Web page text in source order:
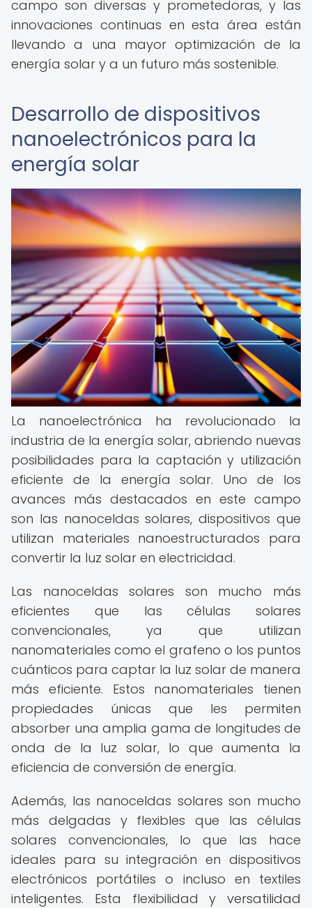
campo son diversas y prometedoras, y las
innovaciones continuas en esta área están
llevando a una mayor optimización de la
energía solar y a un futuro más sostenible.
Desarrollo de dispositivos
nanoelectrónicos para la
energía solar
La nanoelectrónica ha revolucionado la
industria de la energía solar, abriendo nuevas
posibilidades para la captación y utilización
eficiente de la energía solar. Uno de los
avances más destacados en este campo
son las nanoceldas solares, dispositivos que
utilizan materiales nanoestructurados para
convertir la luz solar en electricidad.
Las nanoceldas solares son mucho más
eficientes que las células solares
convencionales, ya que utilizan
nanomateriales como el grafeno o los puntos
cuánticos para captar la luz solar de manera
más eficiente. Estos nanomateriales tienen
propiedades únicas que les permiten
absorber una amplia gama de longitudes de
onda de la luz solar, lo que aumenta la
eficiencia de conversión de energía.
Además, las nanoceldas solares son mucho
más delgadas y flexibles que las células
solares convencionales, lo que las hace
ideales para su integración en dispositivos
electrónicos portátiles o incluso en textiles
inteligentes. Esta flexibilidad y versatilidad